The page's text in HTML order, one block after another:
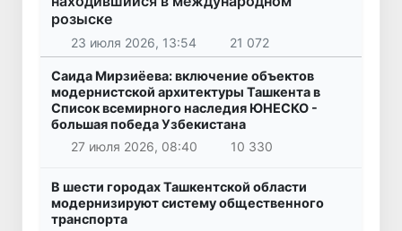
розыске
23 июля 2026, 13:54 21 072
Саида Мирзиёева: включение объектов
модернистской архитектуры Ташкента в
Список всемирного наследия ЮНЕСКО -
большая победа Узбекистана
27 июля 2026, 08:40
10 330
В шести городах Ташкентской области
модернизируют систему общественного
транспорта